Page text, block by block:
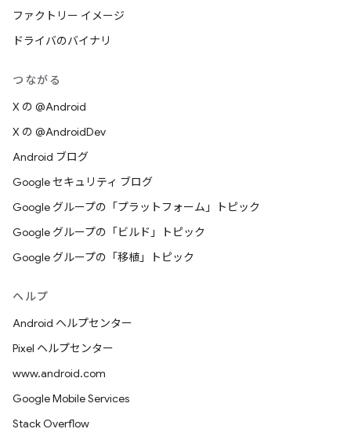
ファクトリー イメージ
ドライバのバイナリ
つながる
X の @Android
X の @AndroidDev
Android ブログ
Google セキュリティ ブログ
Google グループの「プラットフォーム」トピック
Google グループの「ビルド」トピック
Google グループの「移植」トピック
ヘルプ
Android ヘルプセンター
Pixel ヘルプセンター
www.android.com
Google Mobile Services
Stack Overflow